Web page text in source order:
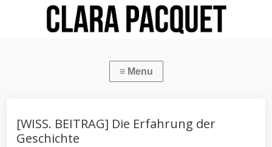
[WISS. BEITRAG] Die Erfahrung der
Geschichte